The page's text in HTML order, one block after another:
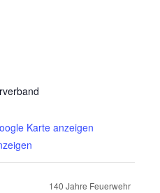
Karte anzeigen
140 Jahre Feuerwehr